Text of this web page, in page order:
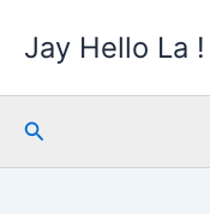
要
Jay Hello La !
搜
尋